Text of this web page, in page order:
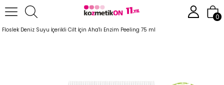
0
Anasayfa Cilt Bakım Ürünleri Cilt Temizleme Serileri
Floslek Deniz Suyu İçerikli Cilt İçin Aha'lı Enzim Peeling 75 ml